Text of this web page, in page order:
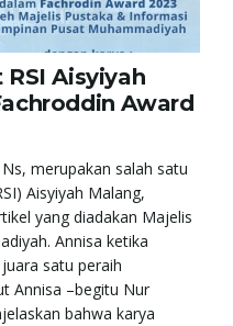
Aisyiyah
Award
merupakan salah satu
Aisyiyah Malang,
yang diadakan Majelis
Annisa ketika
satu peraih
Annisa –begitu Nur
bahwa karya